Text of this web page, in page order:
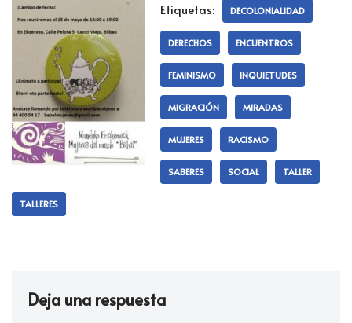
Etiquetas: DECOLONIALIDAD
DERECHOS ENCUENTROS
FEMINISMO INQUIETUDES
MIGRACIÓN MIRADAS
MUJERES RACISMO
SABERES SOCIAL TALLER
TALLERES
Deja una respuesta